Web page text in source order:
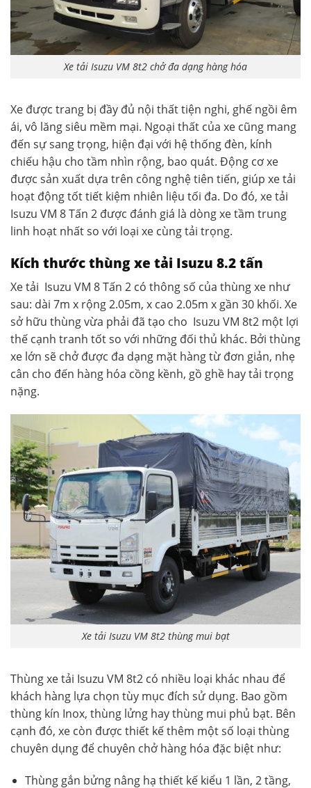
Xe tải Isuzu VM 8t2 chở đa dạng hàng hóa
Xe được trang bị đầy đủ nội thất tiện nghi, ghế ngồi êm
ái, vô lăng siêu mềm mại. Ngoại thất của xe cũng mang
đến sự sang trọng, hiện đại với hệ thống đèn, kính
chiếu hậu cho tầm nhìn rộng, bao quát. Động cơ xe
được sản xuất dựa trên công nghệ tiên tiến, giúp xe tải
hoạt động tốt tiết kiệm nhiên liệu tối đa. Do đó, xe tải
Isuzu VM 8 Tấn 2 được đánh giá là dòng xe tầm trung
linh hoạt nhất so với loại xe cùng tải trọng.
Kích thước thùng xe tải Isuzu 8.2 tấn
Xe tải Isuzu VM 8 Tấn 2 có thông số của thùng xe như
sau: dài 7m x rộng 2.05m, x cao 2.05m x gần 30 khối. Xe
sở hữu thùng vừa phải đã tạo cho Isuzu VM 8t2 một lợi
thế cạnh tranh tốt so với những đối thủ khác. Bởi thùng
xe lớn sẽ chở được đa dạng mặt hàng từ đơn giản, nhẹ
cân cho đến hàng hóa cồng kềnh, gồ ghề hay tải trọng
nặng.
Xe tải Isuzu VM 8t2 thùng mui bạt
Thùng xe tải Isuzu VM 8t2 có nhiều loại khác nhau để
khách hàng lựa chọn tùy mục đích sử dụng. Bao gồm
thùng kín Inox, thùng lửng hay thùng mui phủ bạt. Bên
cạnh đó, xe còn được thiết kế thêm một số loại thùng
chuyên dụng để chuyên chở hàng hóa đặc biệt như:
Thùng gắn bửng nâng hạ thiết kế kiểu 1 lần, 2 tầng,